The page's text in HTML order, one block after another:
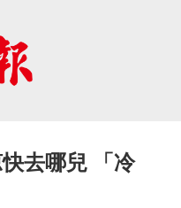
快去哪兒 「冷